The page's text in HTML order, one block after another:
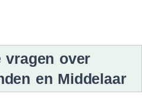
vragen over
en Middelaar